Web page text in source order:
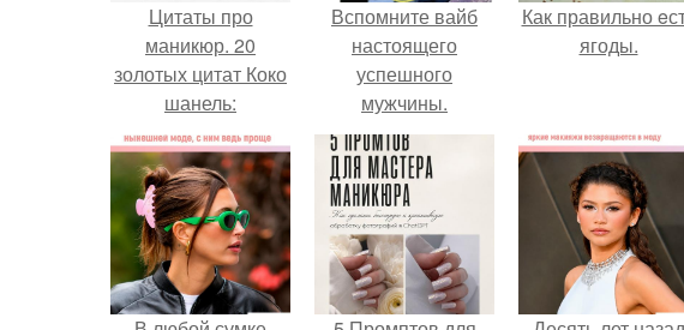
Цитаты про
маникюр. 20
золотых цитат Коко
шанель:
Вспомните вайб
настоящего
успешного
мужчины.
Как правильно
ягоды.